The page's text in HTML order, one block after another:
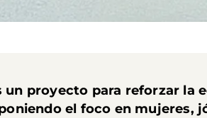
un proyecto para reforzar la
el foco en mujeres,